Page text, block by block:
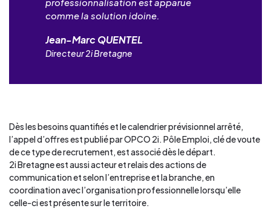
professionnalisation est apparue
comme la solution idoine.
Jean-Marc QUENTEL
Directeur 2i Bretagne
Dès les besoins quantifiés et le calendrier prévisionnel arrêté,
l’appel d’offres est publié par OPCO 2i. Pôle Emploi, clé de voute
de ce type de recrutement, est associé dès le départ.
2i Bretagne est aussi acteur et relais des actions de
communication et selon l’entreprise et la branche, en
coordination avec l’organisation professionnelle lorsqu’elle
celle-ci est présente sur le territoire.